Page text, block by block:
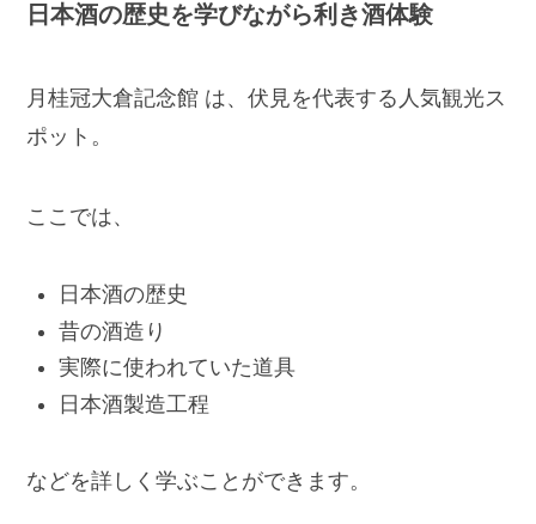
日本酒の歴史を学びながら利き酒体験
月桂冠大倉記念館 は、伏見を代表する人気観光ス
ポット。
ここでは、
日本酒の歴史
昔の酒造り
実際に使われていた道具
日本酒製造工程
などを詳しく学ぶことができます。